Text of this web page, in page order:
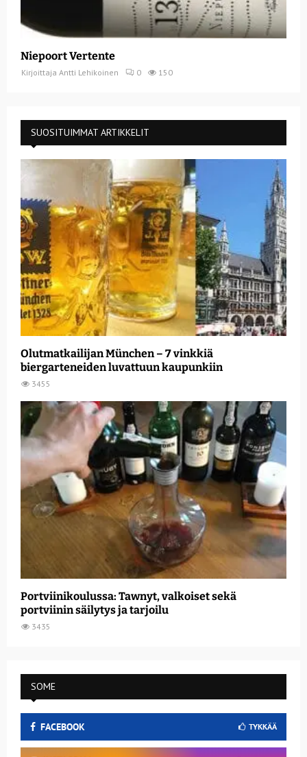
Niepoort Vertente
Kirjoittaja Antti Lehikoinen 0 150
SUOSITUIMMAT ARTIKKELIT
Olutmatkailijan München – 7 vinkkiä
biergarteneiden luvattuun kaupunkiin
3455
Portviinikoulussa: Tawnyt, valkoiset sekä
portviinin säilytys ja tarjoilu
3435
SOME
FACEBOOK TYKKÄÄ